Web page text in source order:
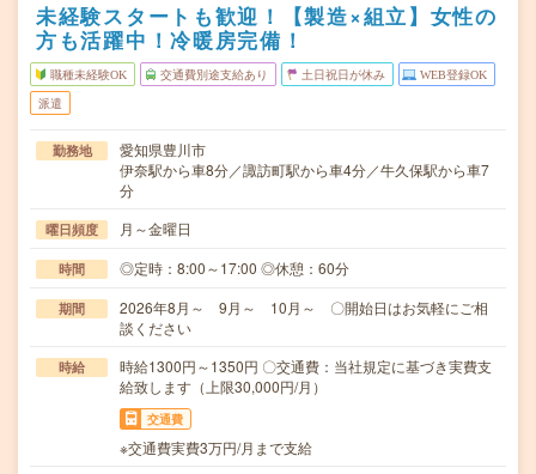
未経験スタートも歓迎！【製造×組立】女性の
方も活躍中！冷暖房完備！
職種未経験OK 交通費別途支給あり 土日祝日が休み WEB登録OK
派遣
勤務地
愛知県豊川市
伊奈駅から車8分／諏訪町駅から車4分／牛久保駅から車7
分
曜日頻度 月～金曜日
時間 ◎定時：8:00～17:00 ◎休憩：60分
期間
2026年8月～ 9月～ 10月～ 〇開始日はお気軽にご相
談ください
時給
時給1300円～1350円 〇交通費：当社規定に基づき実費支
給致します（上限30,000円/月）
交通費
※交通費実費3万円/月まで支給